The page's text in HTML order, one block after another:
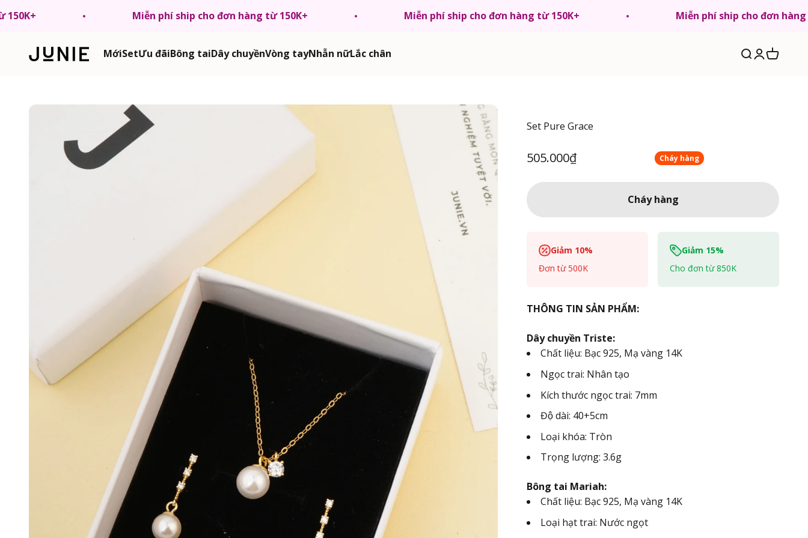
150K+ Miễn phí ship cho đơn hàng từ 150K+ Miễn phí ship cho đơn hàng từ 150K+ Miễn phí ship cho đơn
MớiSetƯu đãiBông taiDây chuyềnVòng tayNhẫn nữLắc chân
JUNIE VN Tìm kiếm
Đăng nhập
Giỏ hàng
Set Pure Grace
Giá Sale
505.000₫ Cháy hàng
Cháy hàng
Giảm 10%
Đơn từ 500K
Giảm 15%
Cho đơn từ 850K
THÔNG TIN SẢN PHẨM:
Dây chuyền Triste:
Chất liệu: Bạc 925, Mạ vàng 14K
Ngọc trai: Nhân tạo
Kích thước ngọc trai: 7mm
Độ dài: 40+5cm
Loại khóa: Tròn
Trọng lượng: 3.6g
Bông tai Mariah:
Chất liệu: Bạc 925, Mạ vàng 14K
Loại hạt trai: Nước ngọt